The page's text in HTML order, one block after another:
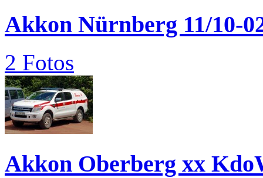
Akkon Nürnberg 11/10-
2 Fotos
Akkon Oberberg xx